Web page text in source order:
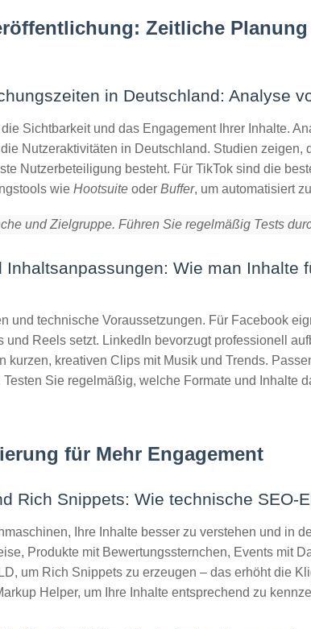
Zeitliche
in Deutschland: Analyse
Sichtbarkeit und das Engagement Ihrer Inhalte.
die Nutzeraktivitäten in Deutschland. Studien
Nutzerbeteiligung besteht. Für TikTok sind die
wie Hootsuite oder Buffer, um automatisiert
und Zielgruppe. Führen Sie regelmäßig Tests
Wie man Inhalte
und technische Voraussetzungen. Für Facebook
Reels setzt. LinkedIn bevorzugt professionell
kurzen, kreativen Clips mit Musik und Trends.
Sie regelmäßig, welche Formate und Inhalte
für Mehr Engagement
Rich Snippets: Wie technische SEO-
Ihre Inhalte besser zu verstehen und in
Produkte mit Bewertungssternchen, Events mit
um Rich Snippets zu erzeugen – das erhöht die
Helper, um Ihre Inhalte entsprechend zu